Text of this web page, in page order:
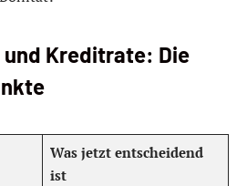
Kreditrate: Die
Was jetzt entscheidend
ist